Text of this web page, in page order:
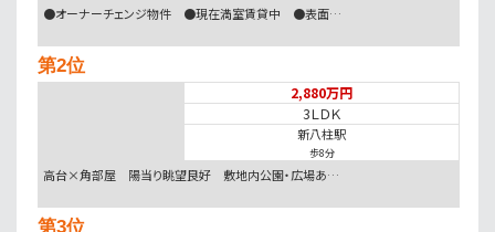
●オーナーチェンジ物件 ●現在満室賃貸中 ●表面…
第2位
2,880万円
3ＬＤＫ
新八柱駅
歩8分
高台×角部屋 陽当り眺望良好 敷地内公園・広場あ…
第3位